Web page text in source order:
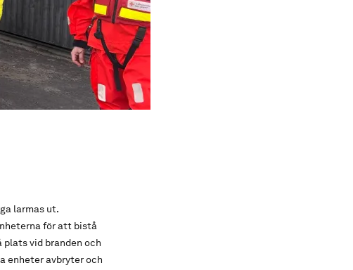
larmas ut.
för att bistå
plats vid branden och
enheter avbryter och